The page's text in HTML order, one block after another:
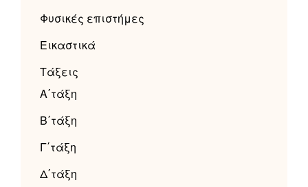
Φυσικές επιστήμες
Εικαστικά
Τάξεις
Α΄τάξη
Β΄τάξη
Γ΄τάξη
Δ΄τάξη